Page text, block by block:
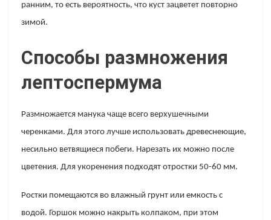
ранним, то есть вероятность, что куст зацветет повторно
зимой.
Способы размножения
лептоспермума
Размножается манука чаще всего верхушечными
черенками. Для этого лучше использовать древеснеющие,
несильно ветвящиеся побеги. Нарезать их можно после
цветения. Для укоренения подходят отростки 50-60 мм.
Ростки помещаются во влажный грунт или емкость с
водой. Горшок можно накрыть колпаком, при этом